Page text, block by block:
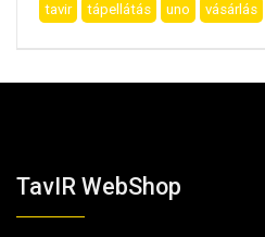
tavir
tápellátás uno vásárlás
TavIR WebShop